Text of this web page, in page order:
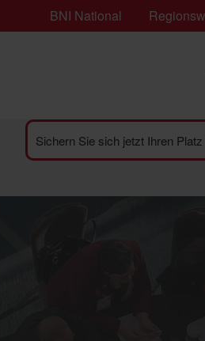
BNI National
Sichern Sie sich jetzt Ihren